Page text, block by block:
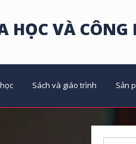
HỌC VÀ CÔNG
Sách và giáo trình Sản